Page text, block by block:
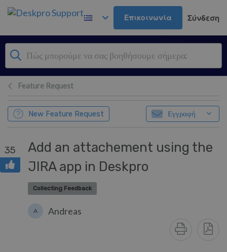
Μετάβαση στο κύριο περιεχόμενο
Επικοινωνία Σύνδεση
Feature Request
New Feature Request Εγγραφή
35
Add an attachement using the
JIRA app in Deskpro
Collecting Feedback
A Andreas